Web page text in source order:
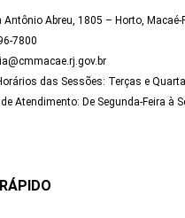
Antônio Abreu, 1805 – Horto, Macaé-
7800
das Sessões: Terças e
Atendimento: De Segunda-Feira à